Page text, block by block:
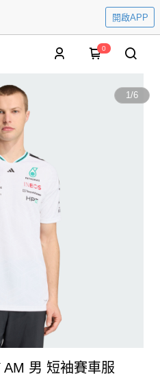
開啟APP
0
1/6
男 短袖賽車服